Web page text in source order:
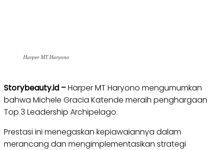
Harper MT Haryono
Storybeauty.id –Harper MT Haryono mengumumkan
bahwa Michele Gracia Katende meraih penghargaan
Top 3 Leadership Archipelago.
Prestasi ini menegaskan kepiawaiannya dalam
merancang dan mengimplementasikan strategi